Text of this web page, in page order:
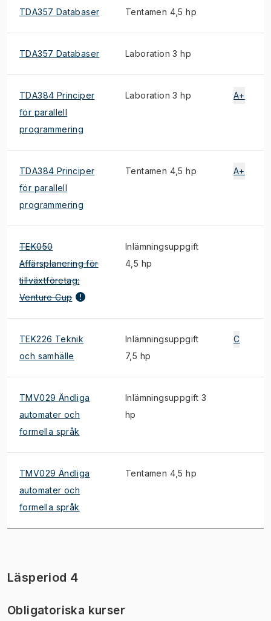
TDA357 Databaser Tentamen 4,5 hp
TDA357 Databaser Laboration 3 hp
TDA384 Principer
för parallell
programmering
Laboration 3 hp A+
TDA384 Principer
för parallell
programmering
Tentamen 4,5 hp A+
TEK050
Affärsplanering för
tillväxtföretag:
Venture Cup
Inlämningsuppgift
4,5 hp
TEK226 Teknik
och samhälle
Inlämningsuppgift
7,5 hp
C
TMV029 Ändliga
automater och
formella språk
Inlämningsuppgift 3
hp
TMV029 Ändliga
automater och
formella språk
Tentamen 4,5 hp
Läsperiod 4
Obligatoriska kurser